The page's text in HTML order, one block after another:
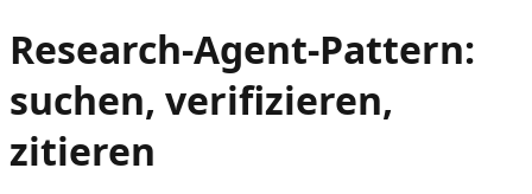
Research-Agent-Pattern:
suchen, verifizieren,
zitieren